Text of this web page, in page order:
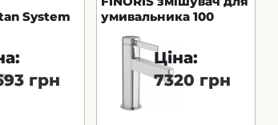
System
грн
умивальника 100
Ціна:
7320 грн